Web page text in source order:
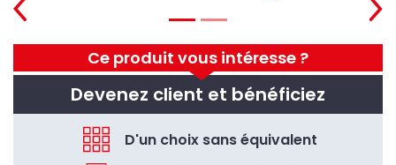
Ce produit vous intéresse ?
Devenez client et bénéficiez
D'un choix sans équivalent